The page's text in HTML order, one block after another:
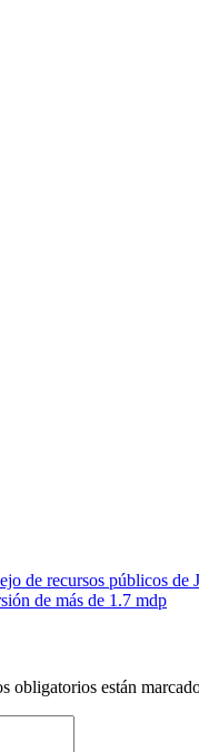
de recursos públicos de
de más de 1.7 mdp
obligatorios están